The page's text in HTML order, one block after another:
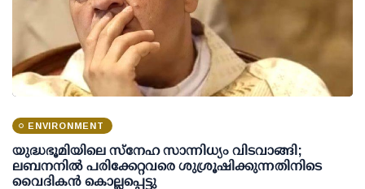
ENVIRONMENT
യുദ്ധഭൂമിയിലെ സ്നേഹ സാന്നിധ്യം വിടവാങ്ങി;
ലബനനിൽ പരിക്കേറ്റവരെ ശുശ്രൂഷിക്കുന്നതിനിടെ
വൈദികൻ കൊല്ലപ്പെട്ടു